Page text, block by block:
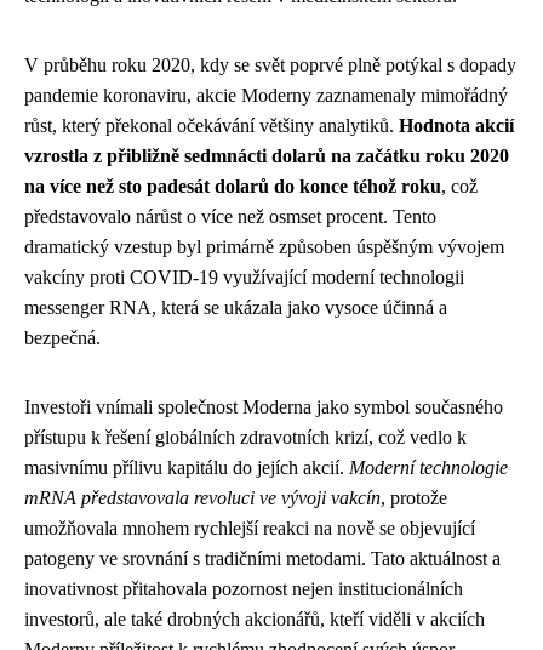
V průběhu roku 2020, kdy se svět poprvé plně potýkal s dopady
pandemie koronaviru, akcie Moderny zaznamenaly mimořádný
růst, který překonal očekávání většiny analytiků. Hodnota akcií
vzrostla z přibližně sedmnácti dolarů na začátku roku 2020
na více než sto padesát dolarů do konce téhož roku, což
představovalo nárůst o více než osmset procent. Tento
dramatický vzestup byl primárně způsoben úspěšným vývojem
vakcíny proti COVID-19 využívající moderní technologii
messenger RNA, která se ukázala jako vysoce účinná a
bezpečná.
Investoři vnímali společnost Moderna jako symbol současného
přístupu k řešení globálních zdravotních krizí, což vedlo k
masivnímu přílivu kapitálu do jejích akcií. Moderní technologie
mRNA představovala revoluci ve vývoji vakcín, protože
umožňovala mnohem rychlejší reakci na nově se objevující
patogeny ve srovnání s tradičními metodami. Tato aktuálnost a
inovativnost přitahovala pozornost nejen institucionálních
investorů, ale také drobných akcionářů, kteří viděli v akciích